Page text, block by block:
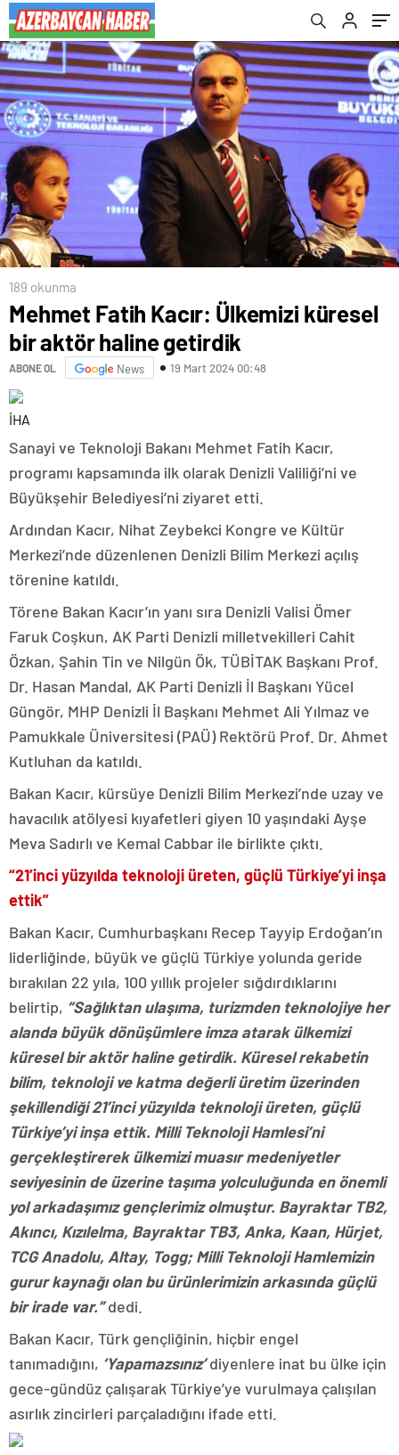
189 okunma
Mehmet Fatih Kacır: Ülkemizi küresel
bir aktör haline getirdik
ABONE OL News 19 Mart 2024 00:48
İHA
Sanayi ve Teknoloji Bakanı Mehmet Fatih Kacır,
programı kapsamında ilk olarak Denizli Valiliği’ni ve
Büyükşehir Belediyesi’ni ziyaret etti.
Ardından Kacır, Nihat Zeybekci Kongre ve Kültür
Merkezi’nde düzenlenen Denizli Bilim Merkezi açılış
törenine katıldı.
Törene Bakan Kacır’ın yanı sıra Denizli Valisi Ömer
Faruk Coşkun, AK Parti Denizli milletvekilleri Cahit
Özkan, Şahin Tin ve Nilgün Ök, TÜBİTAK Başkanı Prof.
Dr. Hasan Mandal, AK Parti Denizli İl Başkanı Yücel
Güngör, MHP Denizli İl Başkanı Mehmet Ali Yılmaz ve
Pamukkale Üniversitesi (PAÜ) Rektörü Prof. Dr. Ahmet
Kutluhan da katıldı.
Bakan Kacır, kürsüye Denizli Bilim Merkezi’nde uzay ve
havacılık atölyesi kıyafetleri giyen 10 yaşındaki Ayşe
Meva Sadırlı ve Kemal Cabbar ile birlikte çıktı.
“21’inci yüzyılda teknoloji üreten, güçlü Türkiye’yi inşa
ettik”
Bakan Kacır, Cumhurbaşkanı Recep Tayyip Erdoğan’ın
liderliğinde, büyük ve güçlü Türkiye yolunda geride
bırakılan 22 yıla, 100 yıllık projeler sığdırdıklarını
belirtip, “Sağlıktan ulaşıma, turizmden teknolojiye her
alanda büyük dönüşümlere imza atarak ülkemizi
küresel bir aktör haline getirdik. Küresel rekabetin
bilim, teknoloji ve katma değerli üretim üzerinden
şekillendiği 21’inci yüzyılda teknoloji üreten, güçlü
Türkiye’yi inşa ettik. Milli Teknoloji Hamlesi’ni
gerçekleştirerek ülkemizi muasır medeniyetler
seviyesinin de üzerine taşıma yolculuğunda en önemli
yol arkadaşımız gençlerimiz olmuştur. Bayraktar TB2,
Akıncı, Kızılelma, Bayraktar TB3, Anka, Kaan, Hürjet,
TCG Anadolu, Altay, Togg; Milli Teknoloji Hamlemizin
gurur kaynağı olan bu ürünlerimizin arkasında güçlü
bir irade var.”dedi.
Bakan Kacır, Türk gençliğinin, hiçbir engel
tanımadığını, ‘Yapamazsınız’diyenlere inat bu ülke için
gece-gündüz çalışarak Türkiye’ye vurulmaya çalışılan
asırlık zincirleri parçaladığını ifade etti.
çıkaracağız